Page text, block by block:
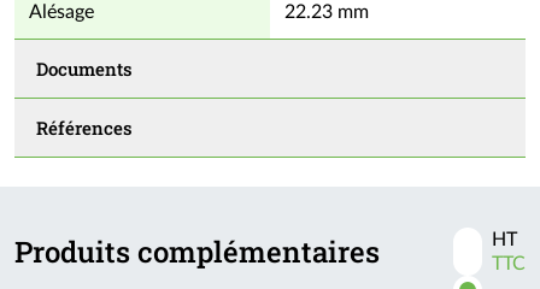
Alésage 22.23 mm
Documents
Références
Produits complémentaires
Activer
les
HT
TTC